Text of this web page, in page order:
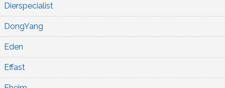
Dierspecialist
DongYang
Eden
Effast